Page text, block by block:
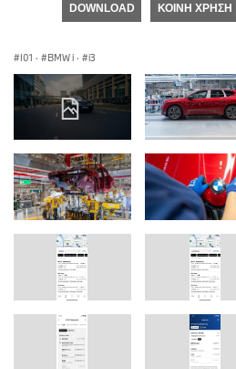
DOWNLOAD ΚΟΙΝΉ ΧΡΉΣΗ
I01 · BMW i · i3